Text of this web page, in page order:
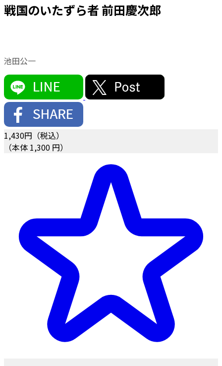
戦国のいたずら者 前田慶次郎
池田公一
1,430円（税込）
（本体 1,300 円）